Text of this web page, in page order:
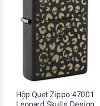
Hộp Quẹt Zippo 47001
Leopard Skulls Design